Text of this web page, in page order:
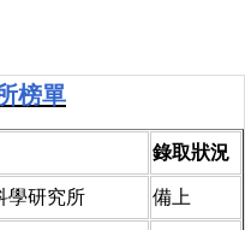
榜單
錄取狀況
學研究所 備上